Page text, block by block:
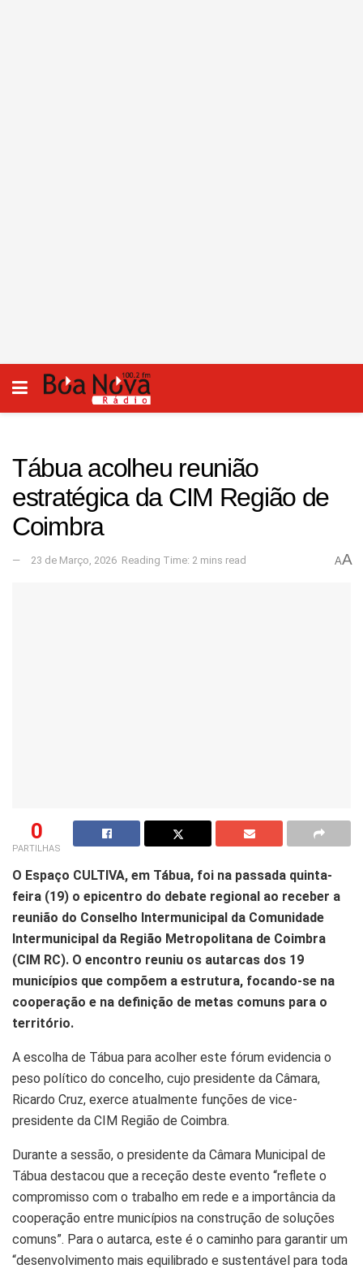
Tábua acolheu reunião
estratégica da CIM Região de
Coimbra
23 de Março, 2026 Reading Time: 2 mins read AA
0
PARTILHAS
O Espaço CULTIVA, em Tábua, foi na passada quinta-
feira (19) o epicentro do debate regional ao receber a
reunião do Conselho Intermunicipal da Comunidade
Intermunicipal da Região Metropolitana de Coimbra
(CIM RC). O encontro reuniu os autarcas dos 19
municípios que compõem a estrutura, focando-se na
cooperação e na definição de metas comuns para o
território.
A escolha de Tábua para acolher este fórum evidencia o
peso político do concelho, cujo presidente da Câmara,
Ricardo Cruz, exerce atualmente funções de vice-
presidente da CIM Região de Coimbra.
​Durante a sessão, o presidente da Câmara Municipal de
Tábua destacou que a receção deste evento “reflete o
compromisso com o trabalho em rede e a importância da
cooperação entre municípios na construção de soluções
comuns”. Para o autarca, este é o caminho para garantir um
“desenvolvimento mais equilibrado e sustentável para toda